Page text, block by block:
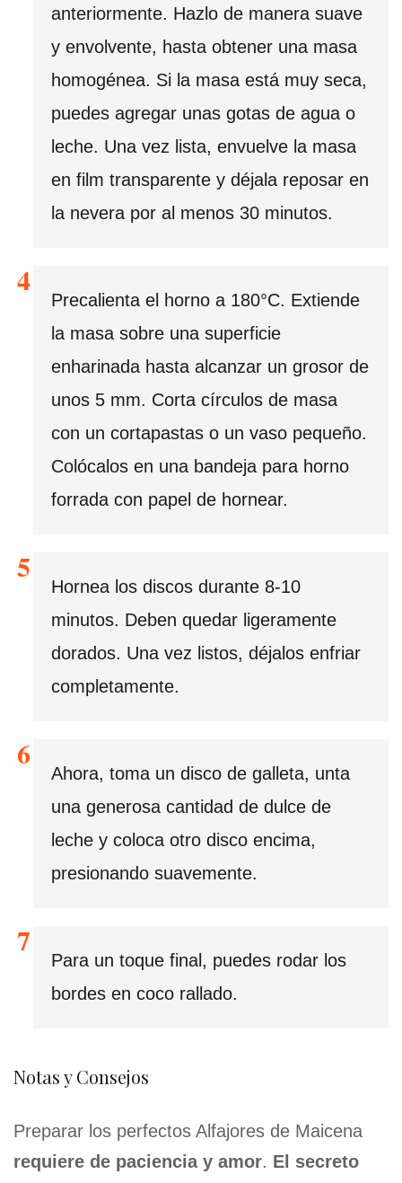
anteriormente. Hazlo de manera suave
y envolvente, hasta obtener una masa
homogénea. Si la masa está muy seca,
puedes agregar unas gotas de agua o
leche. Una vez lista, envuelve la masa
en film transparente y déjala reposar en
la nevera por al menos 30 minutos.
Precalienta el horno a 180°C. Extiende
la masa sobre una superficie
enharinada hasta alcanzar un grosor de
unos 5 mm. Corta círculos de masa
con un cortapastas o un vaso pequeño.
Colócalos en una bandeja para horno
forrada con papel de hornear.
Hornea los discos durante 8-10
minutos. Deben quedar ligeramente
dorados. Una vez listos, déjalos enfriar
completamente.
Ahora, toma un disco de galleta, unta
una generosa cantidad de dulce de
leche y coloca otro disco encima,
presionando suavemente.
Para un toque final, puedes rodar los
bordes en coco rallado.
Notas y Consejos
Preparar los perfectos Alfajores de Maicena
requiere de paciencia y amor. El secreto